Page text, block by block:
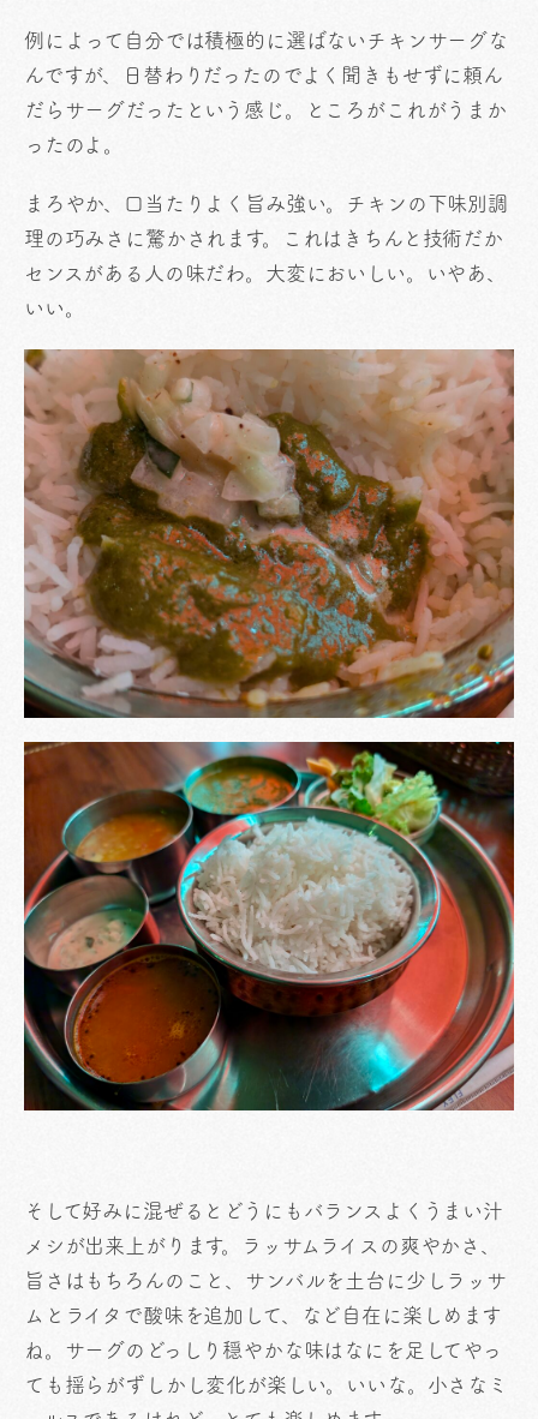
例によって自分では積極的に選ばないチキンサーグな
んですが、日替わりだったのでよく聞きもせずに頼ん
だらサーグだったという感じ。ところがこれがうまか
ったのよ。
まろやか、口当たりよく旨み強い。チキンの下味別調
理の巧みさに驚かされます。これはきちんと技術だか
センスがある人の味だわ。大変においしい。いやあ、
いい。
そして好みに混ぜるとどうにもバランスよくうまい汁
メシが出来上がります。ラッサムライスの爽やかさ、
旨さはもちろんのこと、サンバルを土台に少しラッサ
ムとライタで酸味を追加して、など自在に楽しめます
ね。サーグのどっしり穏やかな味はなにを足してやっ
ても揺らがずしかし変化が楽しい。いいな。小さなミ